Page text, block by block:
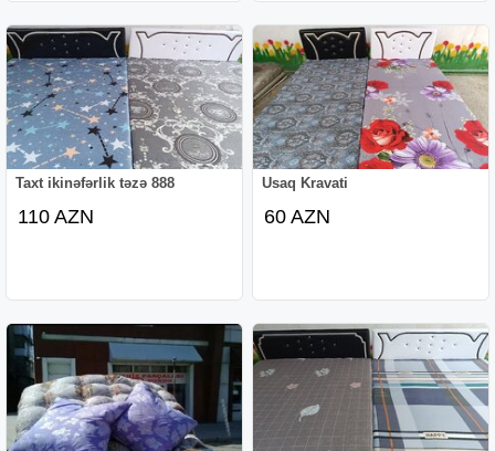
Taxt ikinəfərlik təzə 888
110 AZN
Usaq Kravati
60 AZN